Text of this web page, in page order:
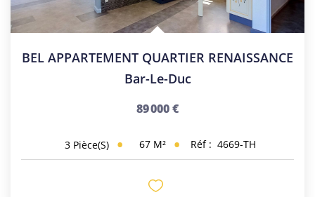
BEL APPARTEMENT QUARTIER RENAISSANCE
Bar-Le-Duc
89 000 €
3 Pièce(s) 67 M² Réf : 4669-TH